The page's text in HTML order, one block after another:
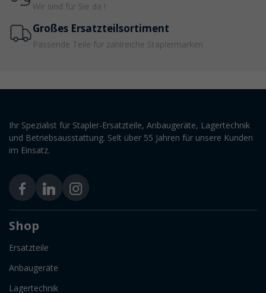
Wir sind für Sie da !
Großes Ersatzteilsortiment
Passende Teile für zahlreiche Staplermarken
Ihr Spezialist für Stapler-Ersatzteile, Anbaugeräte, Lagertechnik
und Betriebsausstattung. Selt über 55 Jahren für unsere Kunden
im Einsatz.
Shop
Ersatzteile
Anbaugeräte
Lagertechnik